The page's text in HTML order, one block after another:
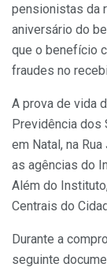
pensionistas da
aniversário do
que o benefício
fraudes no
A prova de vida
Previdência dos
em Natal, na
as agências do
Além do
Centrais do
Durante a
seguinte